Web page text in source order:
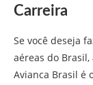
Carreira
Se você deseja
aéreas do Brasil,
Avianca Brasil é